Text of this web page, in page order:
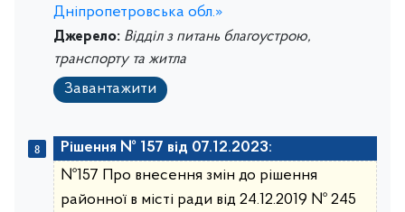
Дніпропетровська обл.»
Джерело: Відділ з питань благоустрою,
транспорту та житла
Завантажити
Рішення № 157 від 07.12.2023:
№157 Про внесення змін до рішення
районної в місті ради від 24.12.2019 № 245